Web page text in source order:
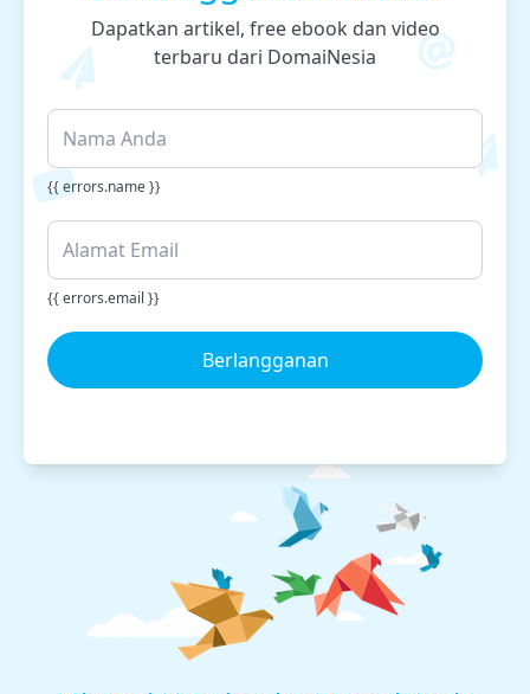
Dapatkan artikel, free ebook dan video
terbaru dari DomaiNesia
{{ errors.name }}
{{ errors.email }}
Berlangganan